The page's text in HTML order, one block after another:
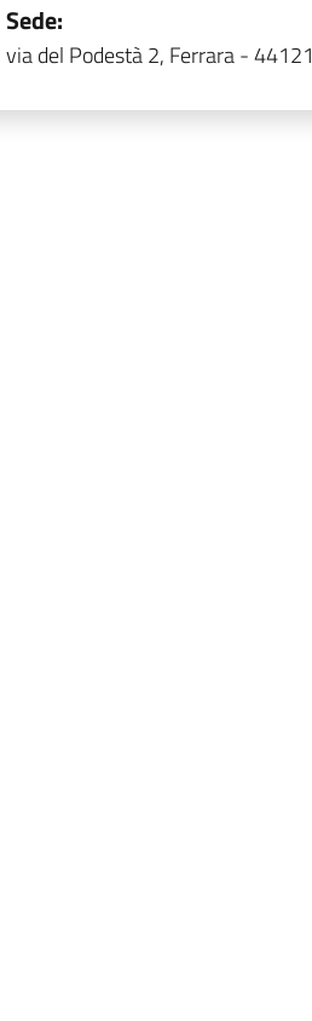
Sede:
via del Podestà 2, Ferrara - 44121